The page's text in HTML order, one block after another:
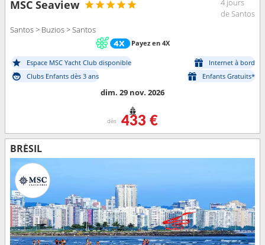
MSC Seaview
de Santos
Santos > Buzios > Santos
Payez en 4X
Espace MSC Yacht Club disponible
Internet à bord
Clubs Enfants dès 3 ans
Enfants Gratuits*
dim. 29 nov. 2026
dès 433 €
BRÉSIL